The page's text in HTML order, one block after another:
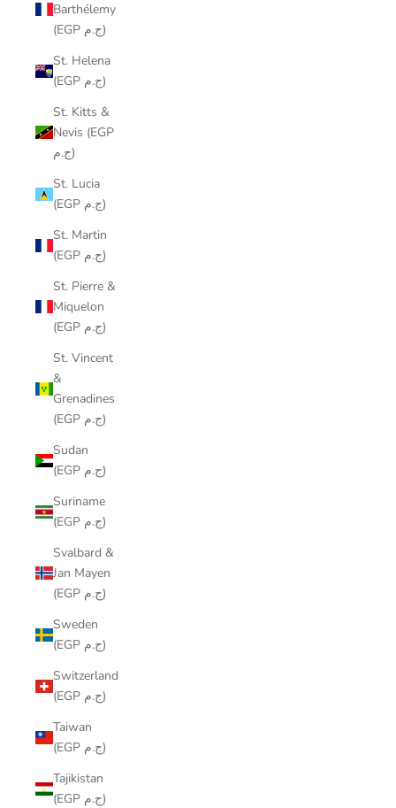
Barthélemy
(EGP ج.م)
St. Helena
(EGP ج.م)
St. Kitts &
Nevis (EGP
ج.م)
St. Lucia
(EGP ج.م)
St. Martin
(EGP ج.م)
St. Pierre &
Miquelon
(EGP ج.م)
St. Vincent
&
Grenadines
(EGP ج.م)
Sudan
(EGP ج.م)
Suriname
(EGP ج.م)
Svalbard &
Jan Mayen
(EGP ج.م)
Sweden
(EGP ج.م)
Switzerland
(EGP ج.م)
Taiwan
(EGP ج.م)
Tajikistan
(EGP ج.م)